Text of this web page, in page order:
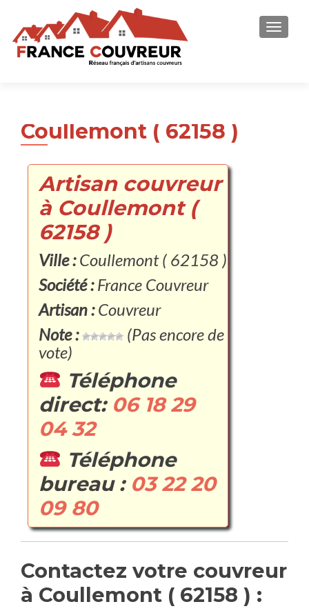
Coullemont ( 62158 )
Artisan couvreur
à Coullemont (
62158 )
Ville :Coullemont ( 62158 )
Société :France Couvreur
Artisan :Couvreur
Note :
(Pas encore de
vote)
Téléphone
direct: 06 18 29
04 32
Téléphone
bureau : 03 22 20
09 80
Contactez votre couvreur
à Coullemont ( 62158 ) :